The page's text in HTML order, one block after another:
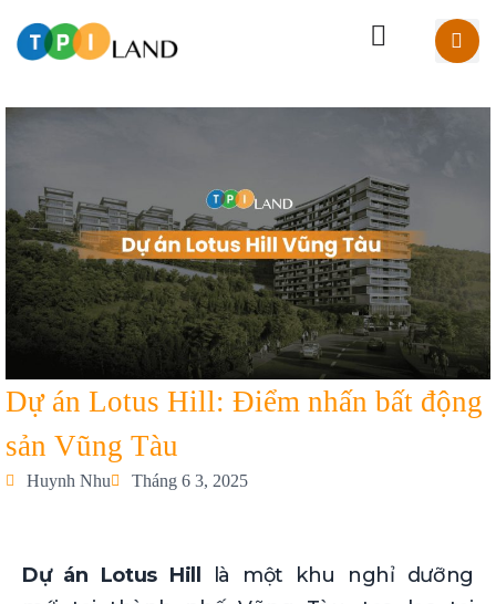
Dự án Lotus Hill: Điểm nhấn bất động
sản Vũng Tàu
Huynh Nhu Tháng 6 3, 2025
Dự án Lotus Hill
là một khu nghỉ dưỡng